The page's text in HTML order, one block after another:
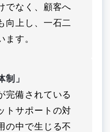
でなく、顧客へ
向上し、一石二
す。
制」
完備されている
トサポートの対
の中で生じる不